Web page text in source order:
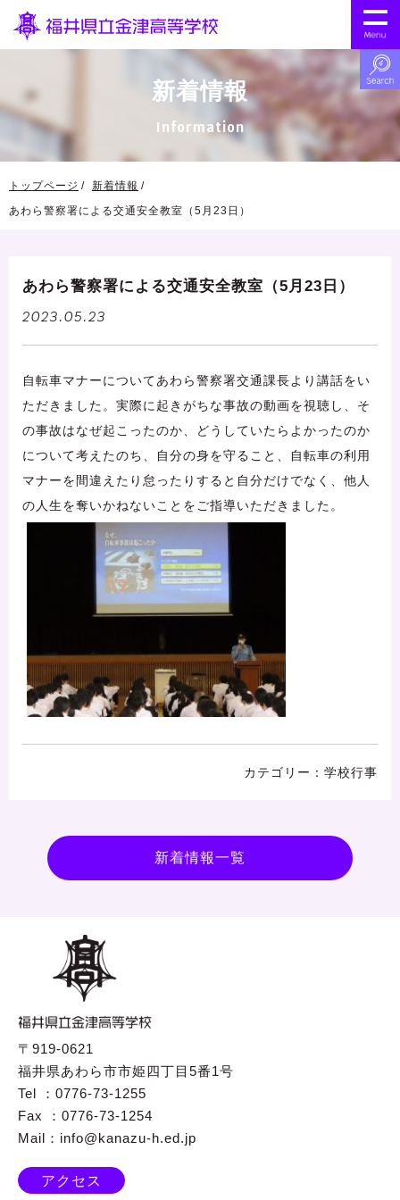
新着情報
Information
トップページ
新着情報
あわら警察署による交通安全教室（5月23日）
あわら警察署による交通安全教室（5月23日）
2023.05.23
自転車マナーについてあわら警察署交通課長より講話をい
ただきました。実際に起きがちな事故の動画を視聴し、そ
の事故はなぜ起こったのか、どうしていたらよかったのか
について考えたのち、自分の身を守ること、自転車の利用
マナーを間違えたり怠ったりすると自分だけでなく、他人
の人生を奪いかねないことをご指導いただきました。
学校行事
新着情報一覧
〒919-0621
福井県あわら市市姫四丁目5番1号
Tel ：0776-73-1255
Fax ：0776-73-1254
Mail：info@kanazu-h.ed.jp
アクセス